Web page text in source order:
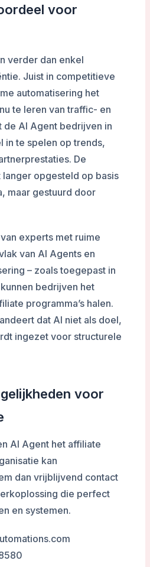
voor
verder dan enkel
Juist in competitieve
automatisering het
te leren van traffic- en
de AI Agent bedrijven in
in te spelen op trends,
De
opgesteld op basis
maar gestuurd door
experts met ruime
van AI Agents en
– zoals toegepast in
bedrijven het
programma’s halen.
dat AI niet als doel,
ingezet voor structurele
voor
AI Agent het affiliate
kan
dan vrijblijvend contact
die perfect
en systemen.